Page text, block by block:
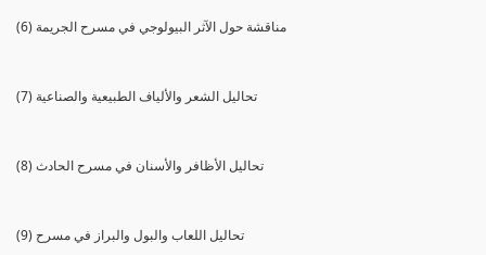
(6) مناقشة حول الآثر البيولوجي في مسرح الجريمة
(7) تحاليل الشعر والألياف الطبيعية والصناعية
(8) تحاليل الأظافر والأسنان في مسرح الحادث
(9) تحاليل اللعاب والبول والبراز في مسرح